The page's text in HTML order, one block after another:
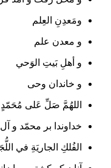
ومَعدِنِ العِلم
و معدن علم
و أهلِ بَيتِ الوَحي
و خاندان وحی
اللهُمَّ صَلِّ عَلى
خداوندا بر محمّد و
الفُلكِ الجاريَةِ في